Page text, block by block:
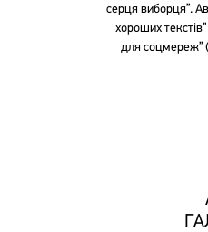
серця виборця”.
хороших
для соцмереж”